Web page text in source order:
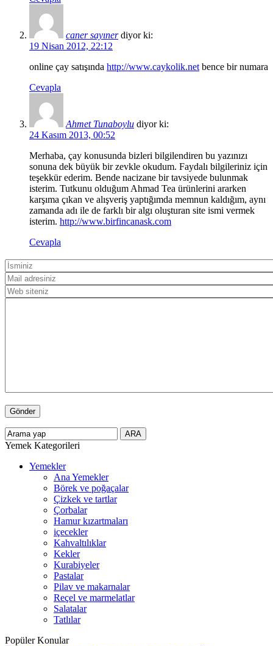
caner sayıner diyor ki:
19 Nisan 2012, 22:12
online çay satışında http://www.caykolik.net bence bir numara
Cevapla
Ahmet Tunaboylu diyor ki:
24 Kasım 2013, 00:52
Merhaba, çay konusunda bizleri bilgilendiren bu yazınızı
sonuna dek büyük bir zevkle okudum. Faydalı bilgileriniz için
teşekkür ederim. Bende nacizane bir tavsiyede bulunmak
isterim. Tutkunu olduğum Ahmad Tea ürünlerini ararken
karşıma çıkan ve alışveriş yaptığımda memnun kaldığım, aynı
zamanda adı ile de farklı bir algı oluşturan site ismi vermek
isterim. http://www.birfincanask.com
Cevapla
Yemek Kategorileri
Yemekler
Ana Yemekler
Börek ve poğaçalar
Çizkek ve tartlar
Çorbalar
Hamur kızartmaları
içecekler
Kahvaltılıklar
Kekler
Kurabiyeler
Pastalar
Pilav ve makarnalar
Reçel ve marmelatlar
Salatalar
Tatlılar
Popüler Konular